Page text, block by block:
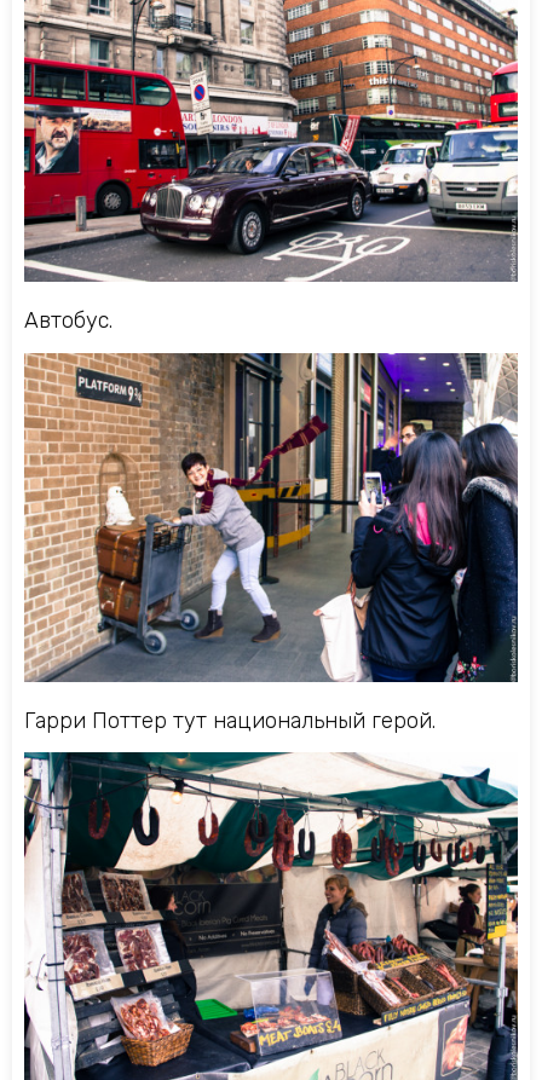
Автобус.
Гарри Поттер тут национальный герой.